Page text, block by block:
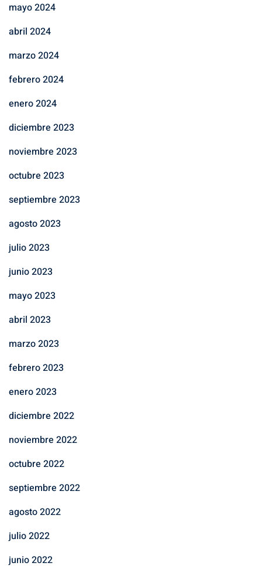
mayo 2024
abril 2024
marzo 2024
febrero 2024
enero 2024
diciembre 2023
noviembre 2023
octubre 2023
septiembre 2023
agosto 2023
julio 2023
junio 2023
mayo 2023
abril 2023
marzo 2023
febrero 2023
enero 2023
diciembre 2022
noviembre 2022
octubre 2022
septiembre 2022
agosto 2022
julio 2022
junio 2022